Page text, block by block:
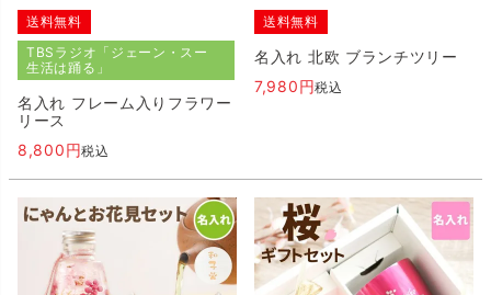
送料無料
TBSラジオ「ジェーン・スー
生活は踊る」
名入れ フレーム入りフラワー
リース
8,800
税込
送料無料
名入れ 北欧 ブランチツリー
7,980
税込